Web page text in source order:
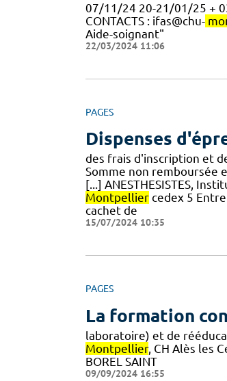
07/11/24 20-21/01/25 +
CONTACTS : ifas@chu-
Aide-soignant"
22/03/2024 11:06
PAGES
Dispenses
des frais d'inscription et
Somme non remboursée
[...] ANESTHESISTES,
Montpelliercedex 5
cachet de
15/07/2024 10:35
PAGES
La formation
laboratoire) et de
Montpellier, CH Alès les
BOREL SAINT
09/09/2024 16:55